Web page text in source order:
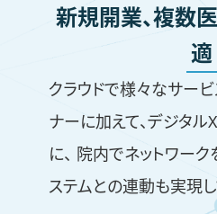
新規開業、複数
適
クラウドで様々なサー
ナーに加えて、デジタ
に、 院内でネットワー
ステムとの連動も実現し